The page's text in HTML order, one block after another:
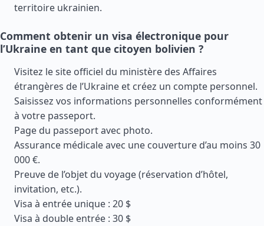
territoire ukrainien.
Comment obtenir un visa électronique pour
l’Ukraine en tant que citoyen bolivien ?
Visitez le site officiel du ministère des Affaires
étrangères de l’Ukraine et créez un compte personnel.
Saisissez vos informations personnelles conformément
à votre passeport.
Page du passeport avec photo.
Assurance médicale avec une couverture d’au moins 30
000 €.
Preuve de l’objet du voyage (réservation d’hôtel,
invitation, etc.).
Visa à entrée unique : 20 $
Visa à double entrée : 30 $